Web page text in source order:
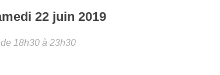
22 juin 2019
de 18h30 à 23h30